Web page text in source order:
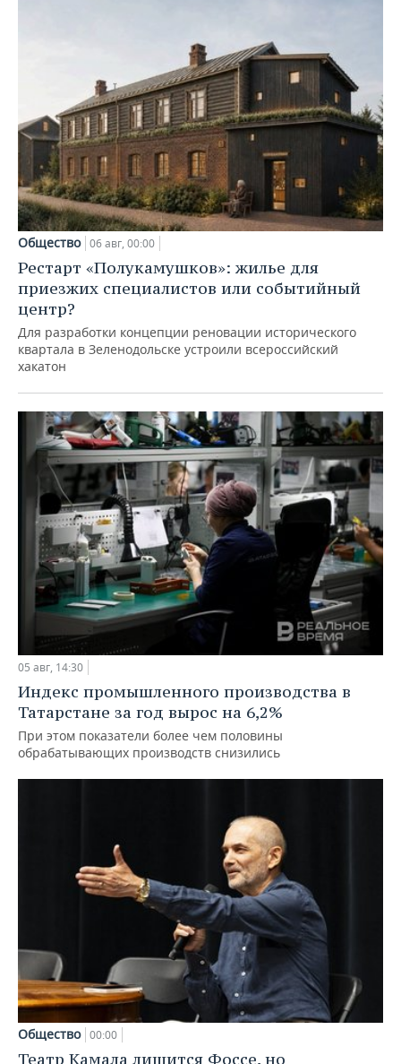
Общество 06 авг, 00:00
Рестарт «Полукамушков»: жилье для
приезжих специалистов или событийный
центр?
Для разработки концепции реновации исторического
квартала в Зеленодольске устроили всероссийский
хакатон
05 авг, 14:30
Индекс промышленного производства в
Татарстане за год вырос на 6,2%
При этом показатели более чем половины
обрабатывающих производств снизились
Общество 00:00
Театр Камала лишится Фоссе, но